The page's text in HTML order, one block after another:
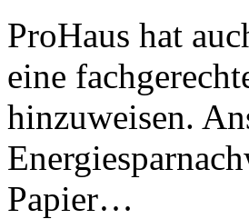
ProHaus hat
eine
hinzuweisen.
Papier…